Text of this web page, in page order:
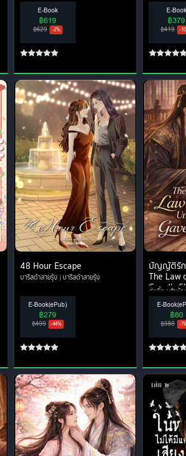
E-Book
฿619
฿629 -2%
E-Book
฿379
฿419 -
48 Hour Escape
บาริสต้าสายรุ้ง บาริสต้าสายรุ้ง
E-Book(ePub)
฿279
฿499 -44%
บัญญัติรัก
The Law
Gavel’s
กุ๋งกิ๋ง สำนั
E-
฿80
฿380 -